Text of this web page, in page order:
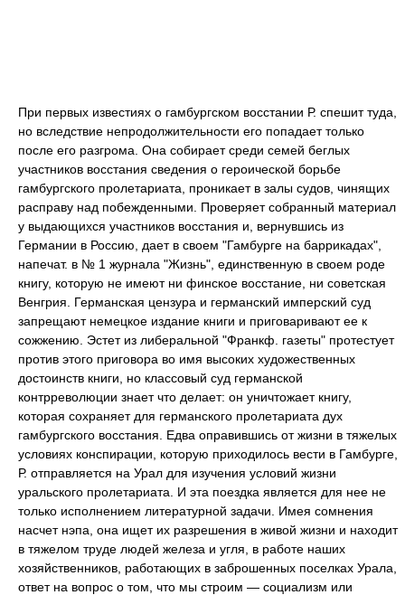
При первых известиях о гамбургском восстании Р. спешит туда,
но вследствие непродолжительности его попадает только
после его разгрома. Она собирает среди семей беглых
участников восстания сведения о героической борьбе
гамбургского пролетариата, проникает в залы судов, чинящих
расправу над побежденными. Проверяет собранный материал
у выдающихся участников восстания и, вернувшись из
Германии в Россию, дает в своем "Гамбурге на баррикадах",
напечат. в № 1 журнала "Жизнь", единственную в своем роде
книгу, которую не имеют ни финское восстание, ни советская
Венгрия. Германская цензура и германский имперский суд
запрещают немецкое издание книги и приговаривают ее к
сожжению. Эстет из либеральной "Франкф. газеты" протестует
против этого приговора во имя высоких художественных
достоинств книги, но классовый суд германской
контрреволюции знает что делает: он уничтожает книгу,
которая сохраняет для германского пролетариата дух
гамбургского восстания. Едва оправившись от жизни в тяжелых
условиях конспирации, которую приходилось вести в Гамбурге,
Р. отправляется на Урал для изучения условий жизни
уральского пролетариата. И эта поездка является для нее не
только исполнением литературной задачи. Имея сомнения
насчет нэпа, она ищет их разрешения в живой жизни и находит
в тяжелом труде людей железа и угля, в работе наших
хозяйственников, работающих в заброшенных поселках Урала,
ответ на вопрос о том, что мы строим — социализм или